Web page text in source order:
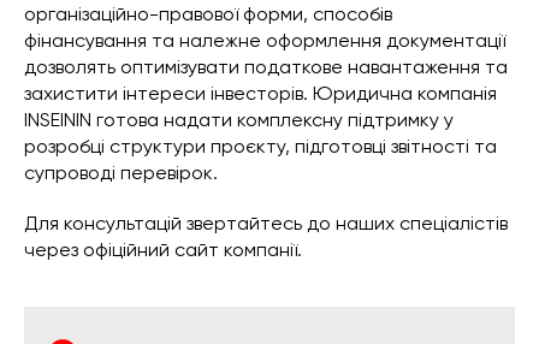
організаційно-правової форми, способів
фінансування та належне оформлення документації
дозволять оптимізувати податкове навантаження та
захистити інтереси інвесторів. Юридична компанія
INSEININ готова надати комплексну підтримку у
розробці структури проєкту, підготовці звітності та
супроводі перевірок.
Для консультацій звертайтесь до наших спеціалістів
через офіційний сайт компанії.